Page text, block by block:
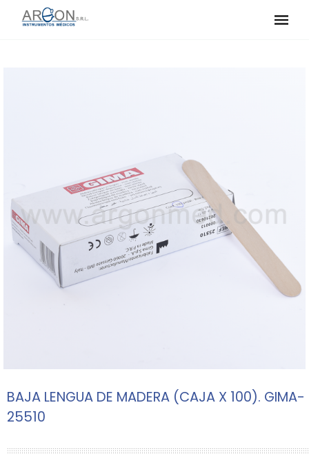
BAJA LENGUA DE MADERA (CAJA X 100). GIMA-
25510